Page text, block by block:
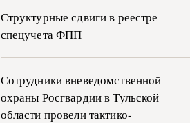
Структурные сдвиги в реестре
спецучета ФПП
Сотрудники вневедомственной
охраны Росгвардии в Тульской
области провели тактико-